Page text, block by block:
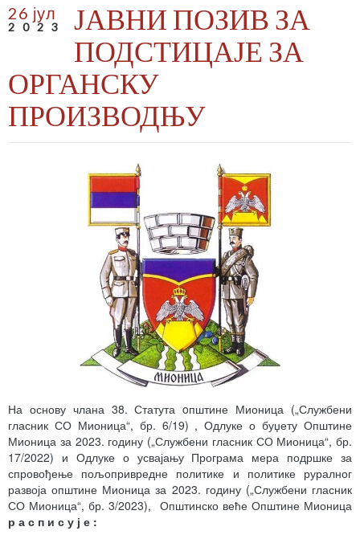
26 јул
2023
ЈАВНИ ПОЗИВ ЗА
ПОДСТИЦАЈЕ ЗА
ОРГАНСКУ
ПРОИЗВОДЊУ
На основу члана 38. Статута oпштине Мионица („Службени
гласник СО Мионица“, бр. 6/19) , Одлуке о буџету Општине
Мионица за 2023. годину („Службени гласник СО Мионица“, бр.
17/2022) и Одлуке о усвајању Програма мера подршке за
спровођење пољопривредне политике и политике руралног
развоја општине Мионица за 2023. годину („Службени гласник
СО Мионица“, бр. 3/2023), Општинско веће Општине Мионица
р а с п и с у ј е :